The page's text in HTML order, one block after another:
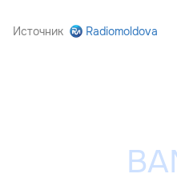
Источник Radiomoldova